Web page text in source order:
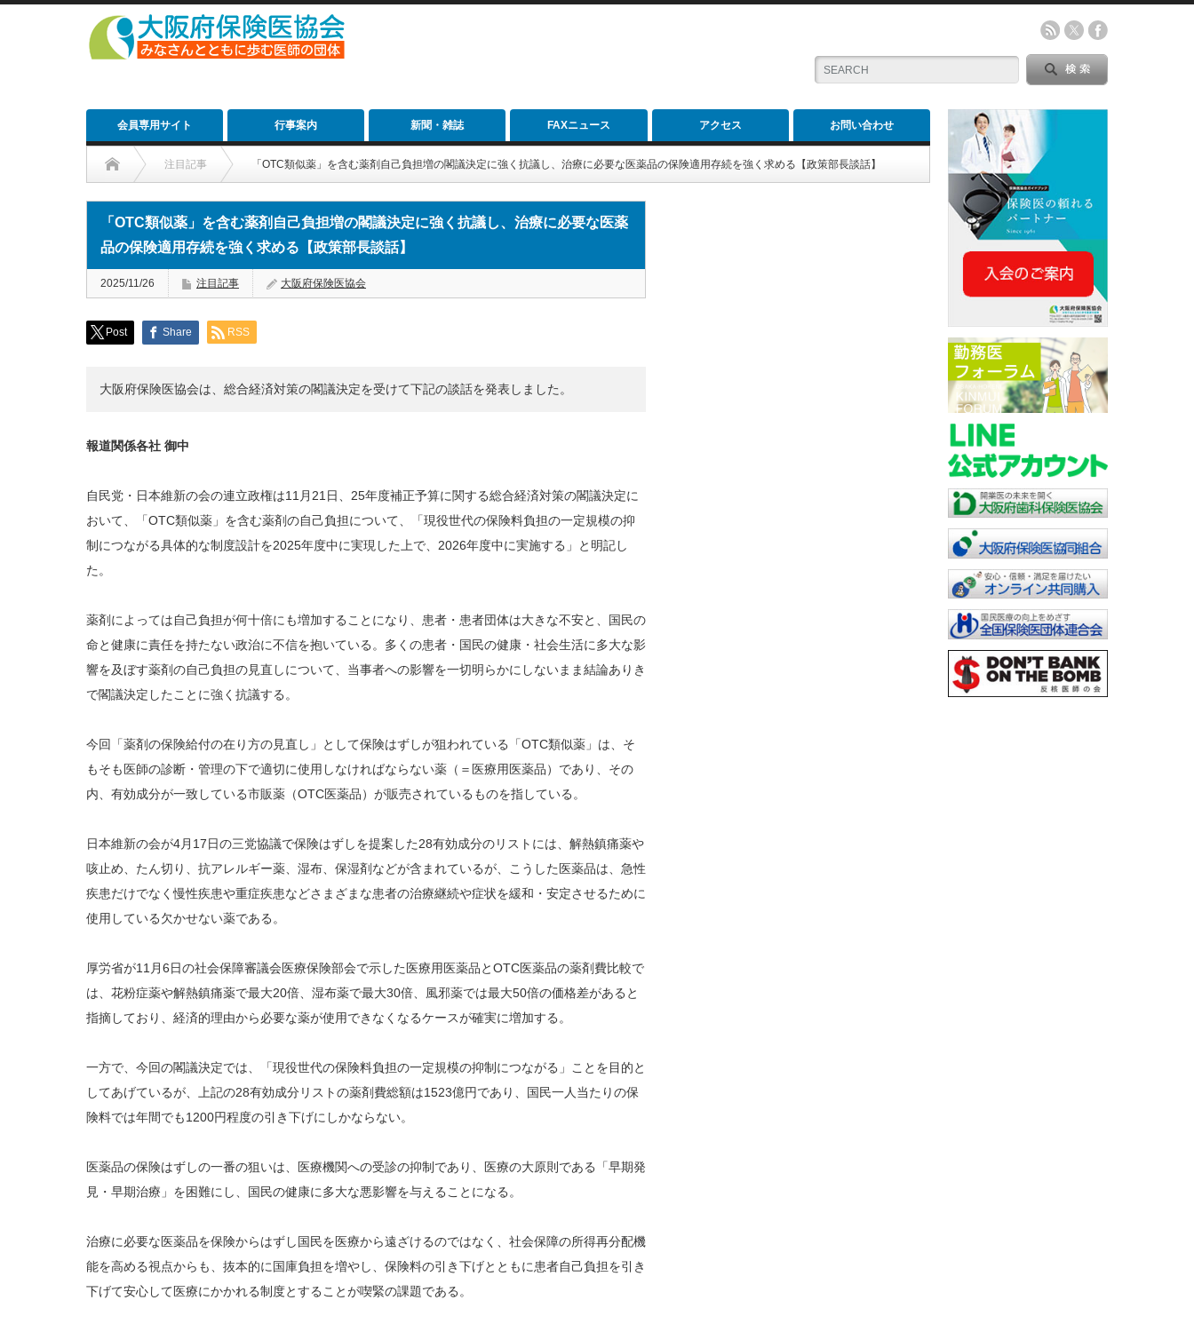
会員専用サイト 行事案内 新聞・雑誌 FAXニュース アクセス お問い合わせ
注目記事 「OTC類似薬」を含む薬剤自己負担増の閣議決定に強く抗議し、治療に必要な医薬品の保険適用存続を強く求める【政策部長談話】
「OTC類似薬」を含む薬剤自己負担増の閣議決定に強く抗議し、治療に必要な医薬
品の保険適用存続を強く求める【政策部長談話】
2025/11/26 注目記事 大阪府保険医協会
Post Share RSS
大阪府保険医協会は、総合経済対策の閣議決定を受けて下記の談話を発表しました。
報道関係各社 御中
自民党・日本維新の会の連立政権は11月21日、25年度補正予算に関する総合経済対策の閣議決定に
おいて、「OTC類似薬」を含む薬剤の自己負担について、「現役世代の保険料負担の一定規模の抑
制につながる具体的な制度設計を2025年度中に実現した上で、2026年度中に実施する」と明記し
た。
薬剤によっては自己負担が何十倍にも増加することになり、患者・患者団体は大きな不安と、国民の
命と健康に責任を持たない政治に不信を抱いている。多くの患者・国民の健康・社会生活に多大な影
響を及ぼす薬剤の自己負担の見直しについて、当事者への影響を一切明らかにしないまま結論ありき
で閣議決定したことに強く抗議する。
今回「薬剤の保険給付の在り方の見直し」として保険はずしが狙われている「OTC類似薬」は、そ
もそも医師の診断・管理の下で適切に使用しなければならない薬（＝医療用医薬品）であり、その
内、有効成分が一致している市販薬（OTC医薬品）が販売されているものを指している。
日本維新の会が4月17日の三党協議で保険はずしを提案した28有効成分のリストには、解熱鎮痛薬や
咳止め、たん切り、抗アレルギー薬、湿布、保湿剤などが含まれているが、こうした医薬品は、急性
疾患だけでなく慢性疾患や重症疾患などさまざまな患者の治療継続や症状を緩和・安定させるために
使用している欠かせない薬である。
厚労省が11月6日の社会保障審議会医療保険部会で示した医療用医薬品とOTC医薬品の薬剤費比較で
は、花粉症薬や解熱鎮痛薬で最大20倍、湿布薬で最大30倍、風邪薬では最大50倍の価格差があると
指摘しており、経済的理由から必要な薬が使用できなくなるケースが確実に増加する。
一方で、今回の閣議決定では、「現役世代の保険料負担の一定規模の抑制につながる」ことを目的と
してあげているが、上記の28有効成分リストの薬剤費総額は1523億円であり、国民一人当たりの保
険料では年間でも1200円程度の引き下げにしかならない。
医薬品の保険はずしの一番の狙いは、医療機関への受診の抑制であり、医療の大原則である「早期発
見・早期治療」を困難にし、国民の健康に多大な悪影響を与えることになる。
治療に必要な医薬品を保険からはずし国民を医療から遠ざけるのではなく、社会保障の所得再分配機
能を高める視点からも、抜本的に国庫負担を増やし、保険料の引き下げとともに患者自己負担を引き
下げて安心して医療にかかれる制度とすることが喫緊の課題である。